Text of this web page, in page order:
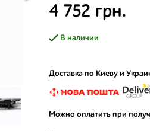
4 752 грн.
В наличии
Доставка по Киеву и
Можно оплатить при